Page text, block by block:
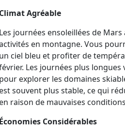
Climat Agréable
Les journées ensoleillées de
en montagne. Vous
un ciel bleu et profiter de
Les journées plus
pour explorer les domaines
est souvent plus stable, ce qui
en raison de mauvaises
Économies Considérables